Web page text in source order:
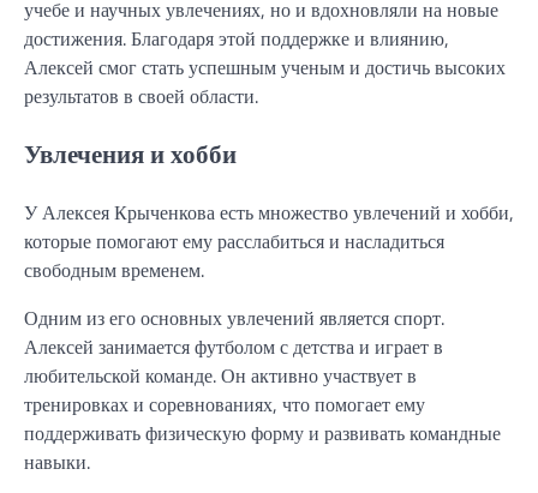
учебе и научных увлечениях, но и вдохновляли на новые
достижения. Благодаря этой поддержке и влиянию,
Алексей смог стать успешным ученым и достичь высоких
результатов в своей области.
Увлечения и хобби
У Алексея Крыченкова есть множество увлечений и хобби,
которые помогают ему расслабиться и насладиться
свободным временем.
Одним из его основных увлечений является спорт.
Алексей занимается футболом с детства и играет в
любительской команде. Он активно участвует в
тренировках и соревнованиях, что помогает ему
поддерживать физическую форму и развивать командные
навыки.